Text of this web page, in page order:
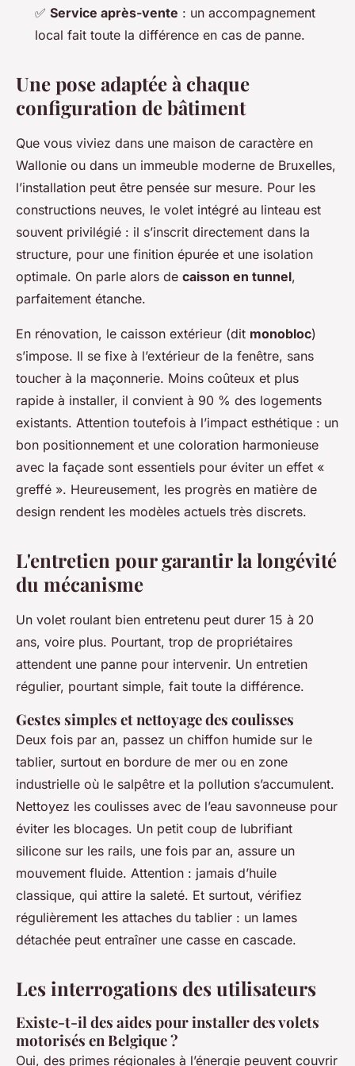
✅ Service après-vente : un accompagnement
local fait toute la différence en cas de panne.
Une pose adaptée à chaque
configuration de bâtiment
Que vous viviez dans une maison de caractère en
Wallonie ou dans un immeuble moderne de Bruxelles,
l’installation peut être pensée sur mesure. Pour les
constructions neuves, le volet intégré au linteau est
souvent privilégié : il s’inscrit directement dans la
structure, pour une finition épurée et une isolation
optimale. On parle alors de caisson en tunnel,
parfaitement étanche.
En rénovation, le caisson extérieur (dit monobloc)
s’impose. Il se fixe à l’extérieur de la fenêtre, sans
toucher à la maçonnerie. Moins coûteux et plus
rapide à installer, il convient à 90 % des logements
existants. Attention toutefois à l’impact esthétique : un
bon positionnement et une coloration harmonieuse
avec la façade sont essentiels pour éviter un effet «
greffé ». Heureusement, les progrès en matière de
design rendent les modèles actuels très discrets.
L'entretien pour garantir la longévité
du mécanisme
Un volet roulant bien entretenu peut durer 15 à 20
ans, voire plus. Pourtant, trop de propriétaires
attendent une panne pour intervenir. Un entretien
régulier, pourtant simple, fait toute la différence.
Gestes simples et nettoyage des coulisses
Deux fois par an, passez un chiffon humide sur le
tablier, surtout en bordure de mer ou en zone
industrielle où le salpêtre et la pollution s’accumulent.
Nettoyez les coulisses avec de l’eau savonneuse pour
éviter les blocages. Un petit coup de lubrifiant
silicone sur les rails, une fois par an, assure un
mouvement fluide. Attention : jamais d’huile
classique, qui attire la saleté. Et surtout, vérifiez
régulièrement les attaches du tablier : un lames
détachée peut entraîner une casse en cascade.
Les interrogations des utilisateurs
Existe-t-il des aides pour installer des volets
motorisés en Belgique ?
Oui, des primes régionales à l’énergie peuvent couvrir